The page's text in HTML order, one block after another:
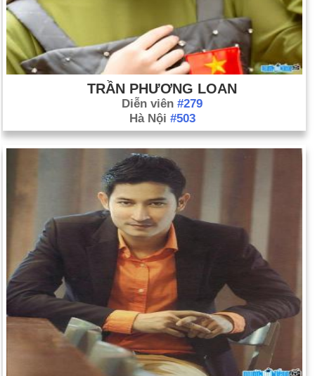
TRẦN PHƯƠNG LOAN
Diễn viên #279
Hà Nội #503